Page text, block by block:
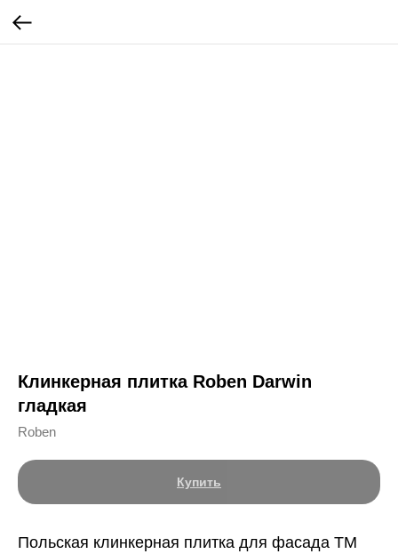
Клинкерная плитка Roben Darwin
гладкая
Roben
Купить
Польская клинкерная плитка для фасада ТМ